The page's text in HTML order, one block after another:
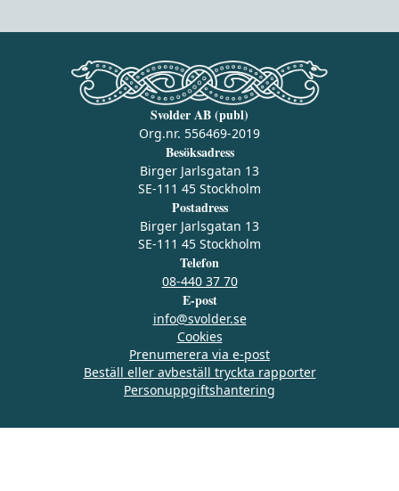
Svolder AB (publ)
Org.nr. 556469-2019
Besöksadress
Birger Jarlsgatan 13
SE-111 45 Stockholm
Postadress
Birger Jarlsgatan 13
SE-111 45 Stockholm
Telefon
08-440 37 70
E-post
info@svolder.se
Cookies
Prenumerera via e‑post
Beställ eller avbeställ tryckta rapporter
Personuppgiftshantering